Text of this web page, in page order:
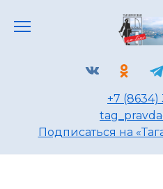
+7 (8634)
Подписаться на